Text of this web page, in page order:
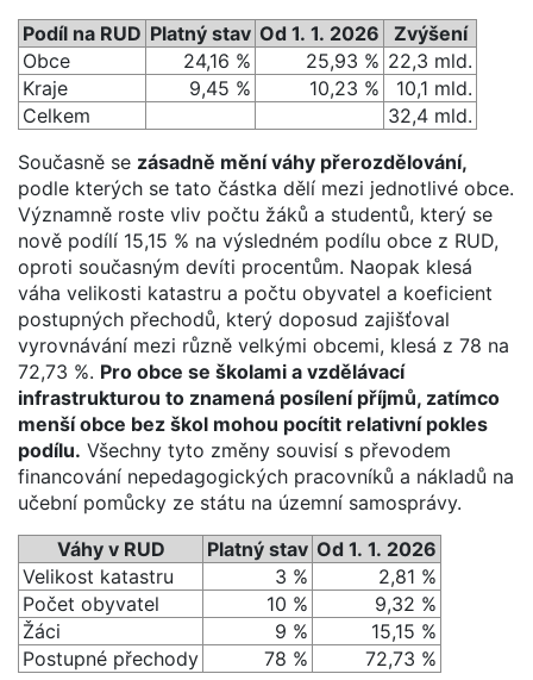
Podíl na RUD Platný stav Od 1. 1. 2026
Zvýšení
Obce
24,16 % 25,93 % 22,3 mld.
Kraje
9,45 % 10,23 %
10,1 mld.
Celkem
32,4 mld.
Současně se zásadně mění váhy přerozdělování,
podle kterých se tato částka dělí mezi jednotlivé obce.
Významně roste vliv počtu žáků a studentů, který se
nově podílí 15,15 % na výsledném podílu obce z RUD,
oproti současným devíti procentům. Naopak klesá
váha velikosti katastru a počtu obyvatel a koeficient
postupných přechodů, který doposud zajišťoval
vyrovnávání mezi různě velkými obcemi, klesá z 78 na
72,73 %. Pro obce se školami a vzdělávací
infrastrukturou to znamená posílení příjmů, zatímco
menší obce bez škol mohou pocítit relativní pokles
podílu. Všechny tyto změny souvisí s převodem
financování nepedagogických pracovníků a nákladů na
učební pomůcky ze státu na územní samosprávy.
Váhy v RUD
Platný stav Od 1. 1. 2026
Velikost katastru
3 %
2,81 %
Počet obyvatel
10 %
9,32 %
Žáci
9 %
15,15 %
Postupné přechody
78 %
72,73 %